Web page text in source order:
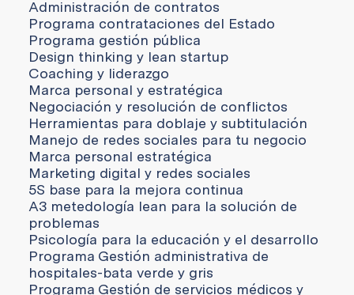
Administración de contratos
Programa contrataciones del Estado
Programa gestión pública
Design thinking y lean startup
Coaching y liderazgo
Marca personal y estratégica
Negociación y resolución de conflictos
Herramientas para doblaje y subtitulación
Manejo de redes sociales para tu negocio
Marca personal estratégica
Marketing digital y redes sociales
5S base para la mejora continua
A3 metedología lean para la solución de
problemas
Psicología para la educación y el desarrollo
Programa Gestión administrativa de
hospitales-bata verde y gris
Programa Gestión de servicios médicos y